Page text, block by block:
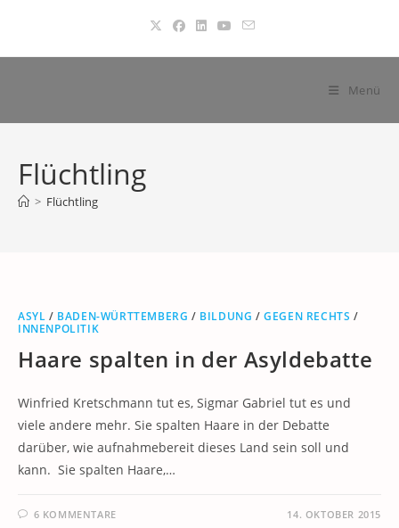
springen
Menü
Flüchtling
> Flüchtling
ASYL / BADEN-WÜRTTEMBERG / BILDUNG /GEGEN RECHTS /
INNENPOLITIK
Haare spalten in der Asyldebatte
Winfried Kretschmann tut es, Sigmar Gabriel tut es und
viele andere mehr. Sie spalten Haare in der Debatte
darüber, wie aufnahmebereit dieses Land sein soll und
kann. Sie spalten Haare,…
6 KOMMENTARE 14. OKTOBER 2015